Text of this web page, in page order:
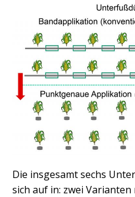
Die insgesamt sechs
sich auf in: zwei